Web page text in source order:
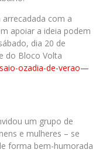
com a
apoiar a ideia podem
dia 20 de
do Bloco Volta
ozadia-de-verao—
um grupo de
e mulheres – se
forma bem-humorada